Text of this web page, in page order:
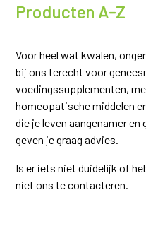
Producten A-Z
Voor heel wat kwalen,
bij ons terecht voor
voedingssupplementen,
homeopatische middelen
die je leven aangenamer
geven je graag advies.
Is er iets niet duidelijk of
niet ons te contacteren.